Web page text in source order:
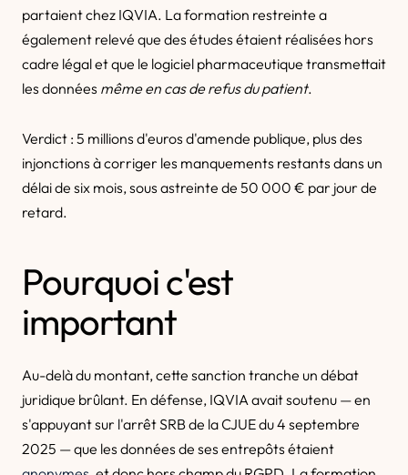
partaient chez IQVIA. La formation restreinte a
également relevé que des études étaient réalisées hors
cadre légal et que le logiciel pharmaceutique transmettait
les données même en cas de refus du patient.
Verdict : 5 millions d'euros d'amende publique, plus des
injonctions à corriger les manquements restants dans un
délai de six mois, sous astreinte de 50 000 € par jour de
retard.
Pourquoi c'est
important
Au-delà du montant, cette sanction tranche un débat
juridique brûlant. En défense, IQVIA avait soutenu — en
s'appuyant sur l'arrêt SRB de la CJUE du 4 septembre
2025 — que les données de ses entrepôts étaient